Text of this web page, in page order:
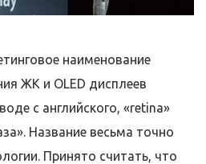
наименование
ЖК и OLED дисплеев
с английского, «retina»
Название весьма точно
Принято считать, что